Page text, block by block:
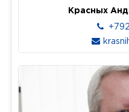
Красных